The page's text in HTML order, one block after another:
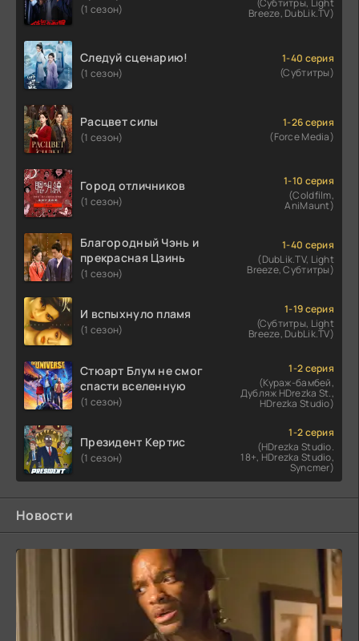
(1 сезон) (Субтитры, Light
Breeze, DubLik.TV)
Следуй сценарию!
(1 сезон)
1-40 серия
(Субтитры)
Расцвет силы
(1 сезон)
1-26 серия
(Force Media)
Город отличников
(1 сезон)
1-10 серия
(Coldfilm,
AniMaunt)
Благородный Чэнь и
прекрасная Цзинь
(1 сезон)
1-40 серия
(DubLik.TV, Light
Breeze, Субтитры)
И вспыхнуло пламя
(1 сезон)
1-19 серия
(Субтитры, Light
Breeze, DubLik.TV)
Стюарт Блум не смог
спасти вселенную
(1 сезон)
1-2 серия
(Кураж-бамбей,
Дубляж HDrezka St.,
HDrezka Studio)
Президент Кертис
(1 сезон)
1-2 серия
(HDrezka Studio.
18+, HDrezka Studio,
Syncmer)
Новости